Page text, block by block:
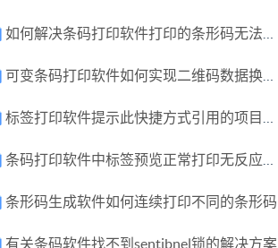
如何解决条码打印软件打印的条形码无法扫描的问题
可变条码打印软件如何实现二维码数据换行显示
标签打印软件提示此快捷方式引用的项目无法访问
条码打印软件中标签预览正常打印无反应如何解决
条形码生成软件如何连续打印不同的条形码
有关条码软件找不到sentibnel锁的解决方案